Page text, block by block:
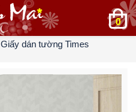
0
Giấy dán tường Times